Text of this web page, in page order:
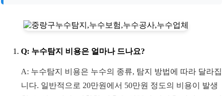
Q: 누수탐지 비용은 얼마나 드나요?
A: 누수탐지 비용은 누수의 종류, 탐지 방법에 따라 달라집
니다. 일반적으로 20만원에서 50만원 정도의 비용이 발생